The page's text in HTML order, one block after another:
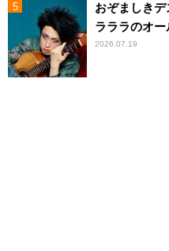
おぞましき
ラララのオー
2026.07.19